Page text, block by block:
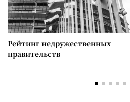
Рейтинг недружественных
правительств